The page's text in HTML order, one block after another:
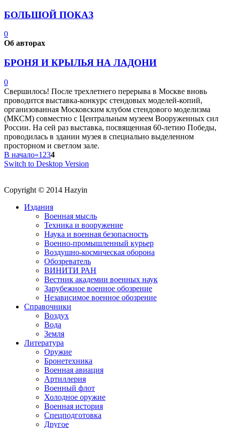
БОЛЬШОЙ ПОКАЗ
0
Об авторах
БРОНЯ И КРЫЛЬЯ НА ЛАДОНИ
0
Свершилось! После трехлетнего перерыва в Москве вновь
проводится выставка-конкурс стендовых моделей-копий,
организованная Московским клубом стендового моделизма
(МКСМ) совместно с Центральным музеем Вооруженных сил
России. На сей раз выставка, посвященная 60-летию Победы,
проводилась в здании музея в специально выделенном
просторном и светлом зале.
В начало«1 234
Switch to Desktop Version
Copyright © 2014 Hazyin
Издания
Военная мысль
Техника и вооружение
Наука и военная безопасность
Военно-промышленный курьер
Воздушно-космическая оборона
Обозреватель
ВИНИТИ РАН
Вестник академии военных наук
Зарубежное военное обозрение
Независимое военное обозрение
Справочники
Воздух
Вода
Земля
Литература
Оружие
Бронетехника
Военная авиация
Артиллерия
Военный флот
Холодное оружие
Военная история
Спецподготовка
Другое